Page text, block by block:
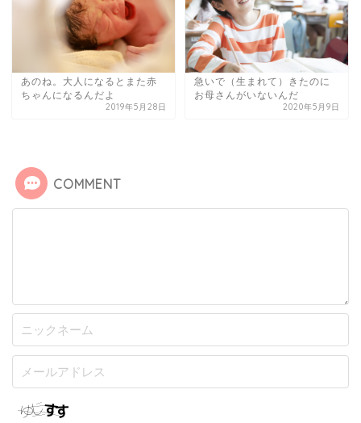
あのね。大人になるとまた赤
ちゃんになるんだよ
2019年5月28日
急いで（生まれて）きたのに
お母さんがいないんだ
2020年5月9日
COMMENT